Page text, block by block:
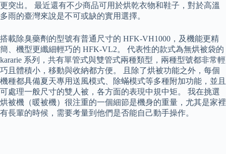
更突出。 最近還有不少商品可用於烘乾衣物和鞋子，對於高溫
多雨的臺灣來說是不可或缺的實用選擇。
搭載除臭藥劑的型號有普通尺寸的 HFK-VH1000，及機能更精
簡、機型更纖細輕巧的 HFK-VL2。 代表性的款式為無烘被袋的
kararie 系列，共有單管式與雙管式兩種類型，兩種型號都非常輕
巧且體積小，移動與收納都方便。 且除了烘被功能之外，每個
機種都具備夏天專用送風模式、除蟎模式等多種附加功能，並且
可處理一般尺寸的雙人被，各方面的表現中規中矩。 我在挑選
烘被機（暖被機）很注重的一個細節是機身的重量，尤其是家裡
有長輩的時候，需要考量到他們是否能自己動手操作。